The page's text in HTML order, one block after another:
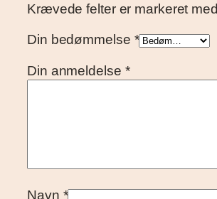
Krævede felter er markeret med
Din bedømmelse *
Din anmeldelse *
Navn *